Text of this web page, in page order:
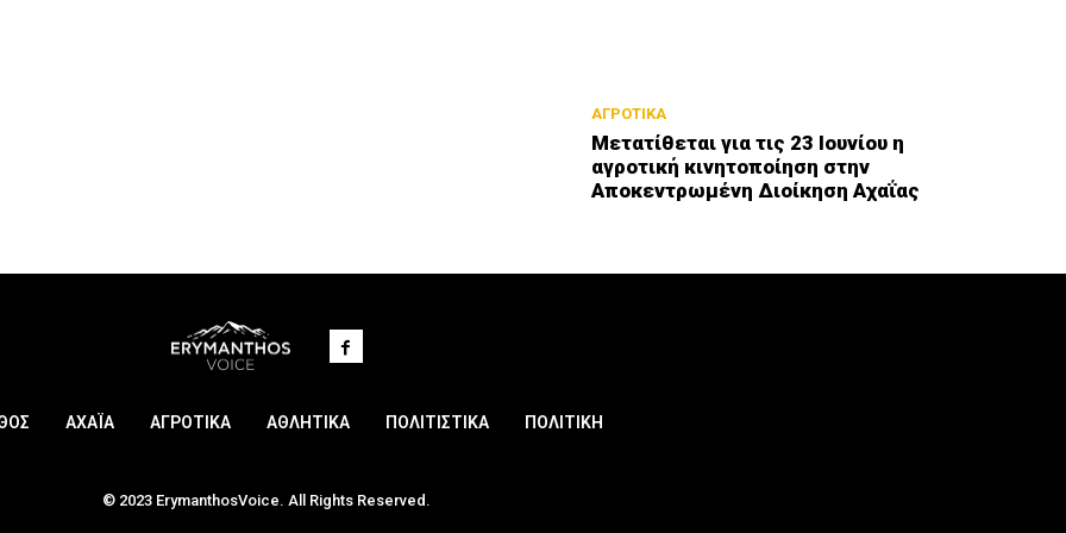
ΑΓΡΟΤΙΚΑ
Μετατίθεται για τις 23 Ιουνίου η
αγροτική κινητοποίηση στην
Αποκεντρωμένη Διοίκηση Αχαΐας
ΑΧΑΪΑ ΑΓΡΟΤΙΚΑ ΑΘΛΗΤΙΚΑ ΠΟΛΙΤΙΣΤΙΚΑ ΠΟΛΙΤΙΚΗ
© 2023 ErymanthosVoice. All Rights Reserved.